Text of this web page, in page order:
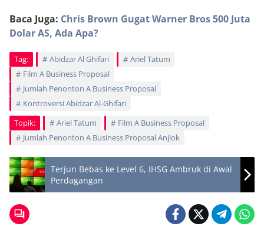
Baca Juga: Chris Brown Gugat Warner Bros 500 Juta
Dolar AS, Ada Apa?
Tag: Abidzar Al Ghifari
Ariel Tatum
Film A Business Proposal
Jumlah Penonton A Business Proposal
Kontroversi Abidzar Al-Ghifari
Topik:
Ariel Tatum
Film A Business Proposal
Jumlah Penonton A Business Proposal Anjlok
Terjun Bebas ke Level 6, IHSG Ambruk di Awal
Perdagangan